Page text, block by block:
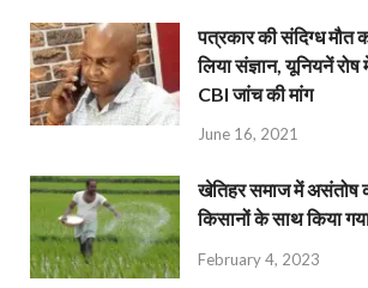
पत्रकार की संदिग्ध मौत
लिया संज्ञान, यूनियनें रोष
CBI जांच की मांग
June 16, 2021
खेतिहर समाज में असंतोष
किसानों के साथ किया
February 4, 2023